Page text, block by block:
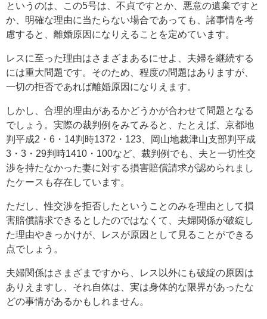
というのは、この5号は、不貞ですとか、悪意の遺棄ですと
か、明確な理由に当たらない場合であっても、諸事情を考
慮すると、離婚原因になりえることを定めています。
レスに至った理由はさまざまあるにせよ、夫婦を継続する
には重大問題です。そのため、程度の問題はありますが、
一切の拒否であれば離婚原因になりえます。
しかし、合理的理由があるかどうかが合わせて問題となる
でしょう。実際の裁判例をみてみると、たとえば、京都地
判平成2・6・14判時1372・123、岡山地裁津山支部判平成
3・3・29判時1410・100など、裁判例でも、夫と一切性交
渉を持たなかった妻に対する損害賠償請求が認められまし
たケースも存在しています。
ただし、性交渉を拒否したということのみを理由として損
害賠償請求できるとしたのではなくて、夫婦関係が破綻し
た理由やきっかけが、レスが原因として見ることができる
点でしょう。
夫婦関係はさまざまですから、レス以外にも破綻の原因は
ありえますし、それ自体は、実は身体的な限界があったな
どの事情があるかもしれません。